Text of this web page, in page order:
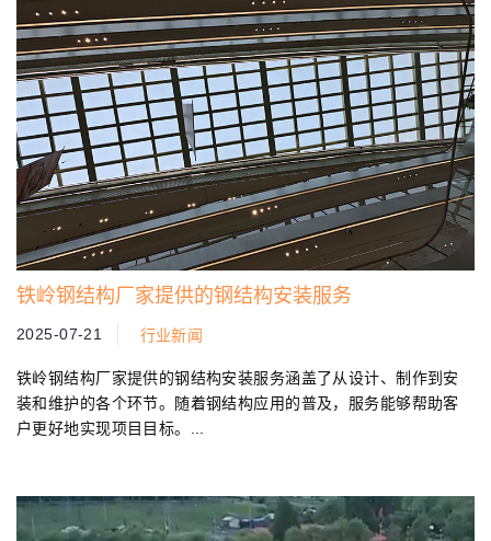
铁岭钢结构厂家提供的钢结构安装服务
2025-07-21 行业新闻
铁岭钢结构厂家提供的钢结构安装服务涵盖了从设计、制作到安
装和维护的各个环节。随着钢结构应用的普及，服务能够帮助客
户更好地实现项目目标。...